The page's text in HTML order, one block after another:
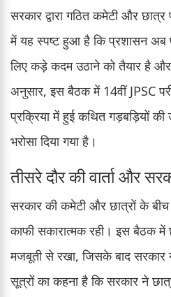
सरकार द्वारा गठित कमेटी और
में यह स्पष्ट हुआ है कि प्रशासन अब
लिए कड़े कदम उठाने को तैयार है
अनुसार, इस बैठक में 14वीं JPSC
प्रक्रिया में हुई कथित गड़बड़ियों
भरोसा दिया गया है।
तीसरे दौर की वार्ता और
सरकार की कमेटी और छात्रों के बीच
काफी सकारात्मक रही। इस बैठक में
मजबूती से रखा, जिसके बाद
सूत्रों का कहना है कि सरकार ने